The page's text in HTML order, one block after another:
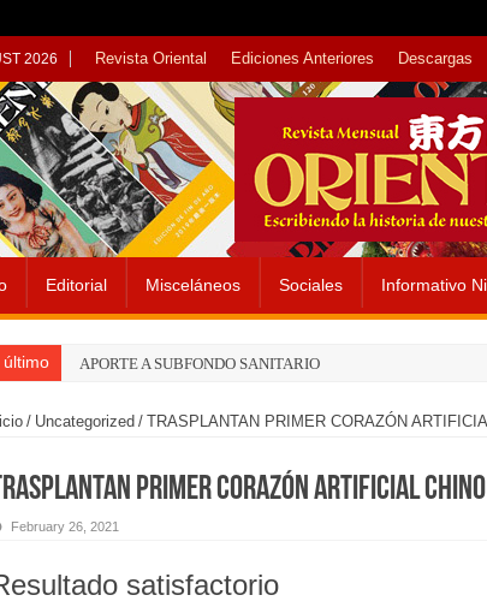
2026 Revista Oriental Ediciones Anteriores Descargas
Editorial Misceláneos Sociales Informativo
último APORTE A SUBFONDO SANITARIO
/ Uncategorized / TRASPLANTAN PRIMER CORAZÓN
PRIMER CORAZÓN ARTIFICIAL CHINO
February 26, 2021
satisfactorio